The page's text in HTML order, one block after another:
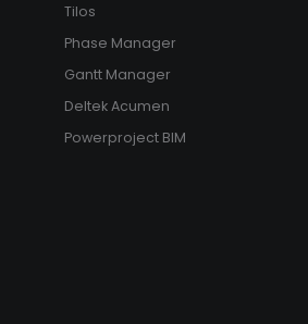
Tilos
Phase Manager
Gantt Manager
Deltek Acumen
Powerproject BIM